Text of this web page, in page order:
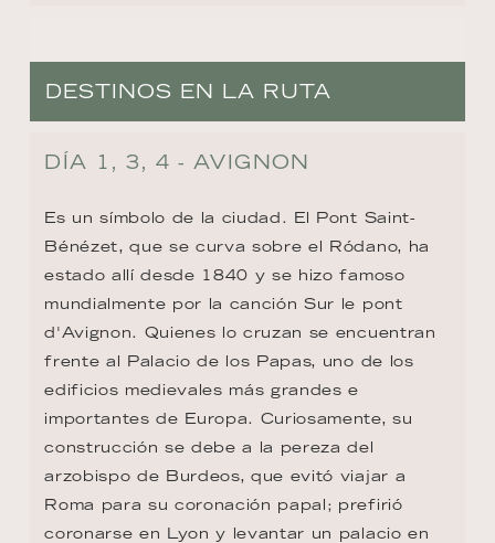
DESTINOS EN LA RUTA
DÍA 1, 3, 4 - AVIGNON
Es un símbolo de la ciudad. El Pont Saint-
Bénézet, que se curva sobre el Ródano, ha
estado allí desde 1840 y se hizo famoso
mundialmente por la canción Sur le pont
d'Avignon. Quienes lo cruzan se encuentran
frente al Palacio de los Papas, uno de los
edificios medievales más grandes e
importantes de Europa. Curiosamente, su
construcción se debe a la pereza del
arzobispo de Burdeos, que evitó viajar a
Roma para su coronación papal; prefirió
coronarse en Lyon y levantar un palacio en